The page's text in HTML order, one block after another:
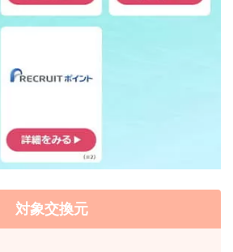
対象交換元